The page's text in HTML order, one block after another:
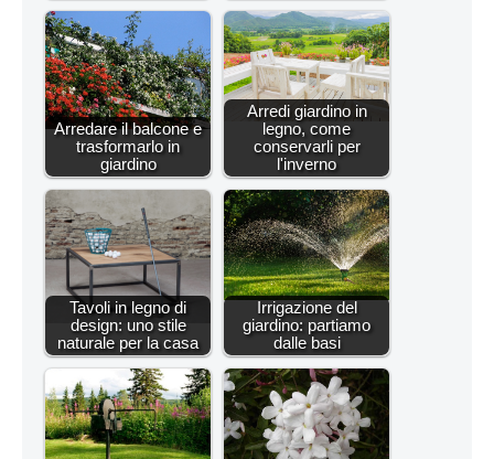
Arredare il balcone e
trasformarlo in
giardino
Arredi giardino in
legno, come
conservarli per
l'inverno
Tavoli in legno di
design: uno stile
naturale per la casa
Irrigazione del
giardino: partiamo
dalle basi